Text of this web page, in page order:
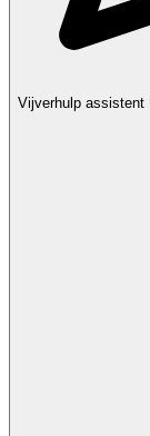
Vijverhulp assistent